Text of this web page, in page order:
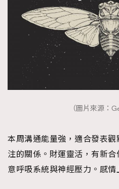
（圖片來源：
本周溝通能量強，適合發表
注的關係。財運靈活，有新
意呼吸系統與神經壓力。感情